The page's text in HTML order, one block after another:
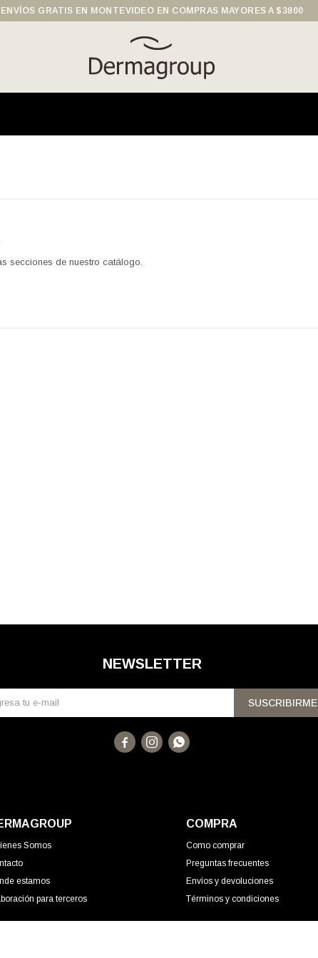
ENVÍOS GRATIS EN MONTEVIDEO EN COMPRAS MAYORES A $3800
secciones de nuestro catálogo.
Somos
estamos
para terceros
COMPRA
Como comprar
Preguntas frecuentes
Envíos y devoluciones
Términos y condiciones
NEWSLETTER
SUSCRIBIRME
  